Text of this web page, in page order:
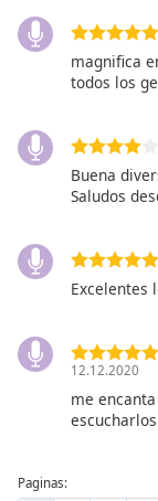
Font
Family
Done
Close
dialog
magnifica
todos los
Buena
Saludos
Excelentes
12.12.2020
me
escucharlos
Paginas: